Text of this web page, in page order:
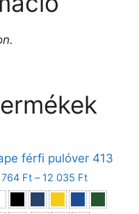
férfi pulóver 413
764 Ft–12 035 Ft